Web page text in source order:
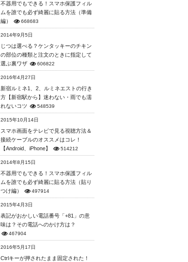
不器用でもできる！スマホ保護フィル
ムを誰でも必ず綺麗に貼る方法（準備
編）
668683
2014年9月5日
じつは選べる？ケンタッキーのチキン
の部位の種類と注文のときに指定して
選ぶ裏ワザ
606822
2016年4月27日
新宿ルミネ1、2、ルミネエストの行き
方【新宿駅から】迷わない・雨でも濡
れないコツ
548539
2015年10月14日
スマホ画面をテレビで見る視聴方法＆
接続ケーブルのオススメはコレ！
【Android、iPhone】
514212
2014年8月15日
不器用でもできる！スマホ保護フィル
ムを誰でも必ず綺麗に貼る方法（貼り
つけ編）
497914
2015年4月3日
表記がおかしい電話番号「+81」の意
味は？その電話へのかけ方は？
467904
2016年5月17日
Ctrlキーが押されたまま固定された！